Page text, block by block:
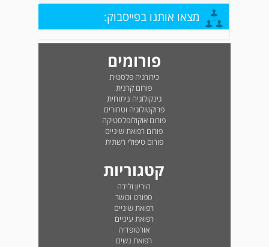
מצאו אותנו בפייסבוק:
פורומים
כירורגיה פלסטית
פורום קרנית
גינקולוגיה ניתוחית
פרוקטולוגיה וטחורים
פורום אוקולופלסטיקה
פורום רפואת שיניים
פורום טיפולי רשתית
קטגוריות
היריון ולידה
ספורט וכושר
רפואת שיניים
רפואת עיניים
אורטופדיה
רפואת נשים